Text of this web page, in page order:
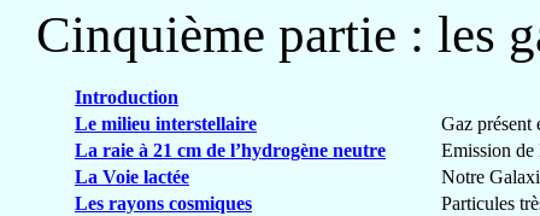
Cinquième partie : les
Introduction
Le milieu interstellaire
Gaz présent
La raie à 21 cm de l’hydrogène neutre
Emission de
La Voie lactée
Notre
Les rayons cosmiques
Particules